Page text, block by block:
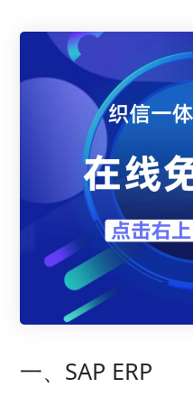
一、SAP ERP